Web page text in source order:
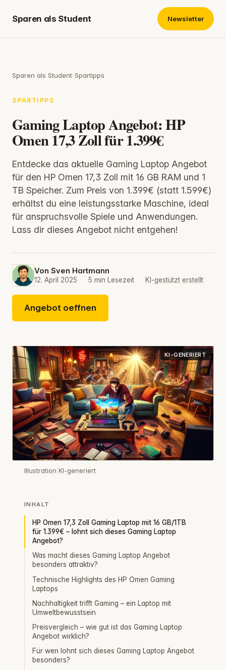
Sparen als Student Newsletter
Sparen als Student›Spartipps
SPARTIPPS
Gaming Laptop Angebot: HP
Omen 17,3 Zoll für 1.399€
Entdecke das aktuelle Gaming Laptop Angebot
für den HP Omen 17,3 Zoll mit 16 GB RAM und 1
TB Speicher. Zum Preis von 1.399€ (statt 1.599€)
erhältst du eine leistungsstarke Maschine, ideal
für anspruchsvolle Spiele und Anwendungen.
Lass dir dieses Angebot nicht entgehen!
Von Sven Hartmann
12. April 2025 · 5 min Lesezeit · KI-gestützt erstellt
Angebot oeffnen
KI-GENERIERT
Illustration KI-generiert
INHALT
HP Omen 17,3 Zoll Gaming Laptop mit 16 GB/1TB
für 1.399€ – lohnt sich dieses Gaming Laptop
Angebot?
Was macht dieses Gaming Laptop Angebot
besonders attraktiv?
Technische Highlights des HP Omen Gaming
Laptops
Nachhaltigkeit trifft Gaming – ein Laptop mit
Umweltbewusstsein
Preisvergleich – wie gut ist das Gaming Laptop
Angebot wirklich?
Für wen lohnt sich dieses Gaming Laptop Angebot
besonders?